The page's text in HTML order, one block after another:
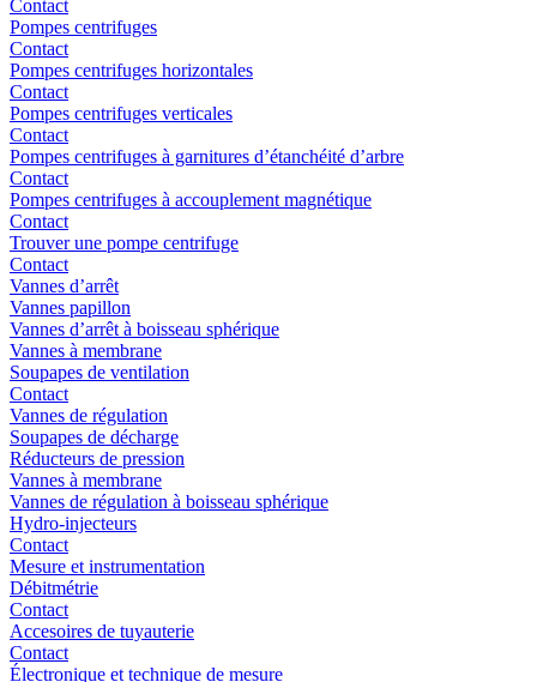
Contact
Pompes centrifuges
Contact
Pompes centrifuges horizontales
Contact
Pompes centrifuges verticales
Contact
Pompes centrifuges à garnitures d’étanchéité d’arbre
Contact
Pompes centrifuges à accouplement magnétique
Contact
Trouver une pompe centrifuge
Contact
Vannes d’arrêt
Vannes papillon
Vannes d’arrêt à boisseau sphérique
Vannes à membrane
Soupapes de ventilation
Contact
Vannes de régulation
Soupapes de décharge
Réducteurs de pression
Vannes à membrane
Vannes de régulation à boisseau sphérique
Hydro-injecteurs
Contact
Mesure et instrumentation
Débitmétrie
Contact
Accesoires de tuyauterie
Contact
Électronique et technique de mesure